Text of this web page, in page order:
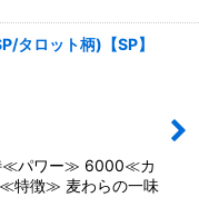
タロット柄)【SP】
パワー≫ 6000≪カ
徴≫ 麦わらの一味